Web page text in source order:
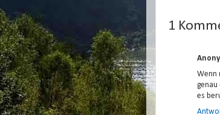
1
Wenn
es